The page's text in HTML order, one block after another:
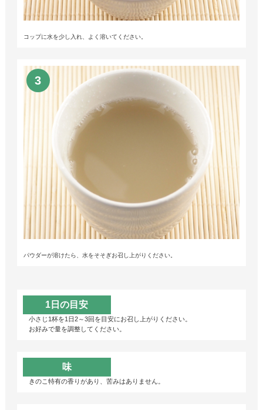
コップに水を少し入れ、よく溶いてください。
パウダーが溶けたら、水をそそぎお召し上がりください。
1日の目安
小さじ1杯を1日2～3回を目安にお召し上がりください。
お好みで量を調整してください。
味
きのこ特有の香りがあり、苦みはありません。